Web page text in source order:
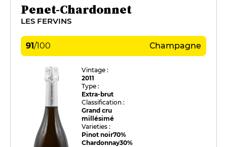
Penet-Chardonnet
LES FERVINS
91/100 Champagne
Vintage :
2011
Type :
Extra-brut
Classification :
Grand cru
millésimé
Varieties :
Pinot noir70%
Chardonnay30%